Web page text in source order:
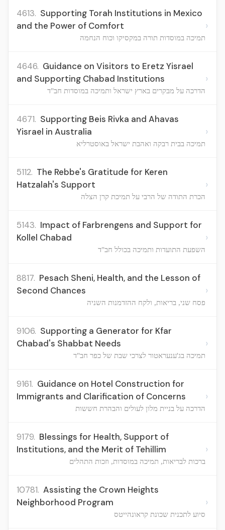
4613. Supporting Torah Institutions in Mexico
and the Power of Comfort
תמיכה במוסדות תורה במקסיקו וכוח הנחמה
›
4646. Guidance on Visitors to Eretz Yisrael
and Supporting Chabad Institutions
הדרכה על מבקרים בארץ ישראל ותמיכה במוסדות חב"ד
›
4671. Supporting Beis Rivka and Ahavas
Yisrael in Australia
תמיכה בבית רבקה ואהבת ישראל באוסטרליא
›
5112. The Rebbe's Gratitude for Keren
Hatzalah's Support
הכרת התודה של הרבי על תמיכת קרן הצלה
›
5143. Impact of Farbrengens and Support for
Kollel Chabad
השפעת התועדות ותמיכה בכולל חב"ד
›
8817. Pesach Sheni, Health, and the Lesson of
Second Chances
פסח שני, בריאות, ולקח ההזדמנות השניה
›
9106. Supporting a Generator for Kfar
Chabad's Shabbat Needs
תמיכה בג'ענעראטור לצרכי שבת של כפר חב"ד
›
9161. Guidance on Hotel Construction for
Immigrants and Clarification of Concerns
הדרכה על בניית מלון לעולים והבהרת חששות
›
9179. Blessings for Health, Support of
Institutions, and the Merit of Tehillim
ברכות לבריאות, תמיכה במוסדות, וזכות התהלים
›
10781. Assisting the Crown Heights
Neighborhood Program
סיוע לתכנית שכונת קראונהייטס
›